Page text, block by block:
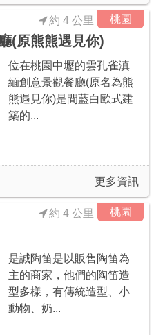
桃園
(原熊熊遇見你)
約 4 公里
位在桃園中壢的雲孔雀滇
緬創意景觀餐廳(原名為熊
熊遇見你)是間藍白歐式建
築的...
更多資訊
桃園
約 4 公里
是誠陶笛是以販售陶笛為
主的商家，他們的陶笛造
型多樣，有傳統造型、小
動物、奶...